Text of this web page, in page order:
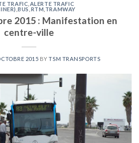
TRAFIC ALERTE TRAFIC
,BUS RTM TRAMWAY
2015 : Manifestation en
centre-ville
2015 BYTSM TRANSPORTS